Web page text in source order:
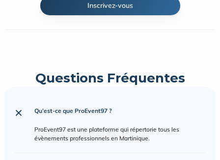
Inscrivez-vous
Questions Fréquentes
Qu’est-ce que ProEvent97 ?
ProEvent97 est une plateforme qui répertorie tous les
évènements professionnels en Martinique.